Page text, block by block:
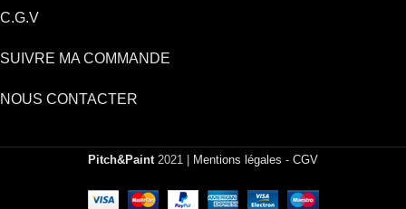
C.G.V
SUIVRE MA COMMANDE
NOUS CONTACTER
Pitch&Paint 2021 | Mentions légales - CGV